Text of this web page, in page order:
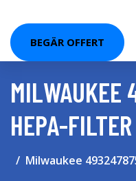
BEGÄR OFFERT
HEPA-FILTER
Milwaukee